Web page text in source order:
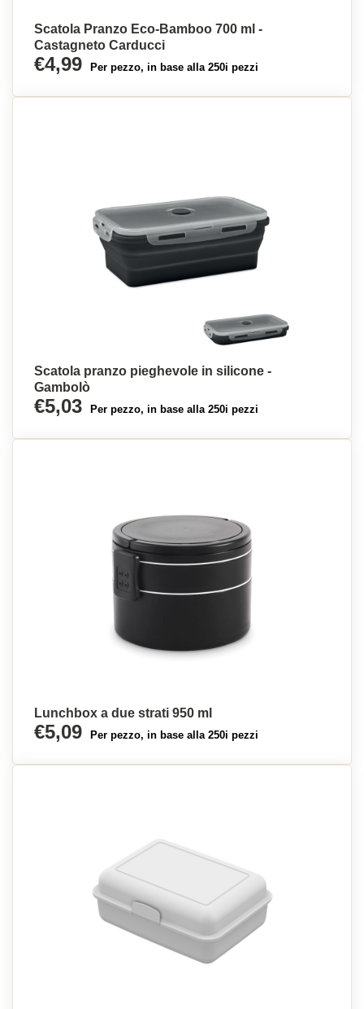
Scatola Pranzo Eco-Bamboo 700 ml -
Castagneto Carducci
€4,99 Per pezzo, in base alla 250i pezzi
Scatola pranzo pieghevole in silicone -
Gambolò
€5,03 Per pezzo, in base alla 250i pezzi
Lunchbox a due strati 950 ml
€5,09 Per pezzo, in base alla 250i pezzi